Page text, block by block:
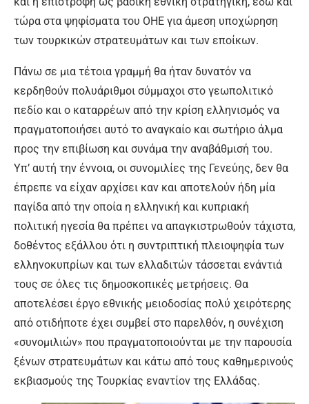
τώρα στα ψηφίσματα του ΟΗΕ για άμεση υποχώρηση
των τουρκικών στρατευμάτων και των εποίκων.
Πάνω σε μια τέτοια γραμμή θα ήταν δυνατόν να
κερδηθούν πολυάριθμοι σύμμαχοι στο γεωπολιτικό
πεδίο και ο καταρρέων από την κρίση ελληνισμός να
πραγματοποιήσει αυτό το αναγκαίο και σωτήριο άλμα
προς την επιβίωση και συνάμα την αναβάθμισή του.
Υπ’ αυτή την έννοια, οι συνομιλίες της Γενεύης, δεν θα
έπρεπε να είχαν αρχίσει καν και αποτελούν ήδη μία
παγίδα από την οποία η ελληνική και κυπριακή
πολιτική ηγεσία θα πρέπει να απαγκιστρωθούν τάχιστα,
δοθέντος εξάλλου ότι η συντριπτική πλειοψηφία των
ελληνοκυπρίων και των ελλαδιτών τάσσεται ενάντιά
τους σε όλες τις δημοσκοπικές μετρήσεις. Θα
αποτελέσει έργο εθνικής μειοδοσίας πολύ χειρότερης
από οτιδήποτε έχει συμβεί στο παρελθόν, η συνέχιση
«συνομιλιών» που πραγματοποιούνται με την παρουσία
ξένων στρατευμάτων και κάτω από τους καθημερινούς
εκβιασμούς της Τουρκίας εναντίον της Ελλάδας.